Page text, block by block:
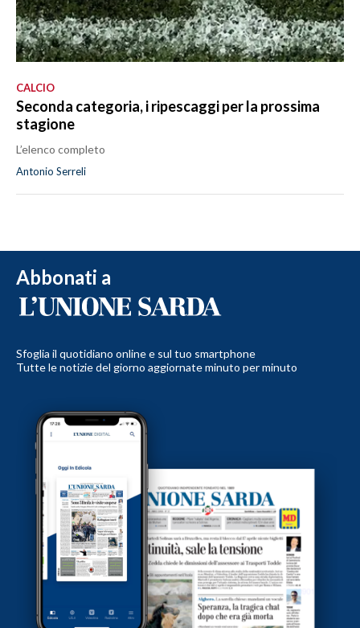
CALCIO
Seconda categoria, i ripescaggi per la prossima
stagione
L’elenco completo
Antonio Serreli
Abbonati a
Sfoglia il quotidiano online e sul tuo smartphone
Tutte le notizie del giorno aggiornate minuto per minuto